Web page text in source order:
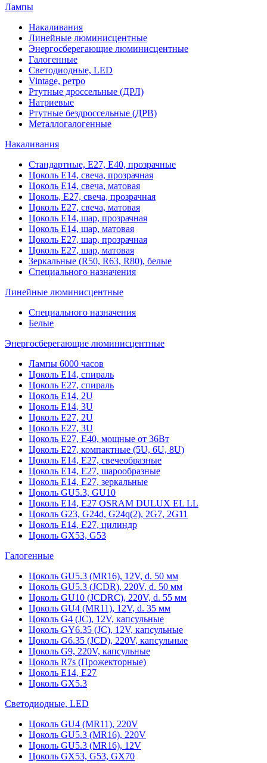
Лампы
Накаливания
Линейные люминисцентные
Энергосберегающие люминисцентные
Галогенные
Светодиодные, LED
Vintage, ретро
Ртутные дроссельные (ДРЛ)
Натриевые
Ртутные бездроссельные (ДРВ)
Металлогалогенные
Накаливания
Стандартные, Е27, Е40, прозрачные
Цоколь Е14, свеча, прозрачная
Цоколь Е14, свеча, матовая
Цоколь, Е27, свеча, прозрачная
Цоколь Е27, свеча, матовая
Цоколь Е14, шар, прозрачная
Цоколь Е14, шар, матовая
Цоколь Е27, шар, прозрачная
Цоколь Е27, шар, матовая
Зеркальные (R50, R63, R80), белые
Специального назначения
Линейные люминисцентные
Специального назначения
Белые
Энергосберегающие люминисцентные
Лампы 6000 часов
Цоколь Е14, спираль
Цоколь Е27, спираль
Цоколь Е14, 2U
Цоколь Е14, 3U
Цоколь Е27, 2U
Цоколь Е27, 3U
Цоколь Е27, Е40, мощные от 36Вт
Цоколь Е27, компактные (5U, 6U, 8U)
Цоколь Е14, Е27, свечеобразные
Цоколь Е14, Е27, шарообразные
Цоколь Е14, Е27, зеркальные
Цоколь GU5.3, GU10
Цоколь Е14, Е27 OSRAM DULUX EL LL
Цоколь G23, G24d, G24q(2), 2G7, 2G11
Цоколь Е14, Е27, цилиндр
Цоколь GX53, G53
Галогенные
Цоколь GU5.3 (MR16), 12V, d. 50 мм
Цоколь GU5.3 (JCDR), 220V, d. 50 мм
Цоколь GU10 (JCDRC), 220V, d. 55 мм
Цоколь GU4 (MR11), 12V, d. 35 мм
Цоколь G4 (JC), 12V, капсульные
Цоколь GY6.35 (JC), 12V, капсульные
Цоколь G6.35 (JCD), 220V, капсульные
Цоколь G9, 220V, капсульные
Цоколь R7s (Прожекторные)
Цоколь E14, E27
Цоколь GX5.3
Светодиодные, LED
Цоколь GU4 (MR11), 220V
Цоколь GU5.3 (MR16), 220V
Цоколь GU5.3 (MR16), 12V
Цоколь GX53, G53, GX70